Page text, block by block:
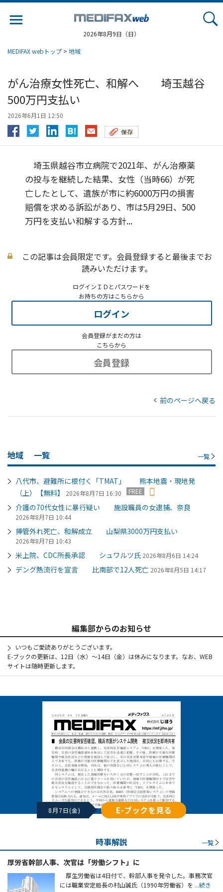
2026年8月9日（日）
MEDIFAX webトップ > 地域
がん治療女性死亡、和解へ 埼玉越谷
500万円支払い
2026年6月1日 12:50
保存
埼玉県越谷市立病院で2021年、がん治療薬
の投与を継続した結果、女性（当時66）が死
亡したとして、遺族が市に約6000万円の損害
賠償を求める訴訟があり、市は5月29日、500
万円を支払い和解する方針...
この記事は会員限定です。会員登録すると最後までお
読みいただけます。
ログインＩＤとパスワードを
お持ちの方はこちらから
ログイン
会員登録がまだの方は
こちらから
会員登録
前のページへ戻る
地域 一覧 一覧
八代市、避難所に根付く「TMAT」 熊本地震・現地発
（上）【無料】
2026年8月7日 16:30 FREE
介護の70代女性に暴行疑い 施設職員の女逮捕、奈良
2026年8月7日 10:44
挿管外れ死亡、和解成立 山梨県3000万円支払い
2026年8月7日 10:43
米上院、CDC所長承認 シュワルツ氏 2026年8月6日 14:24
デング熱流行を宣言 比南部で12人死亡 2026年8月5日 14:17
編集部からのお知らせ
いつもご愛読ありがとうございます。
E-ブックの更新は、12日（水）～14日（金）は休みになります。なお、WEB
サイトは随時更新します。
8月7日(金) E-ブックを見る
時事解説 一覧
厚労省幹部人事、次官は「労働シフト」に
厚生労働省は4日付で、幹部人事を発令した。事務次官
には職業安定局長の村山誠氏（1990年労働省）を ...続き